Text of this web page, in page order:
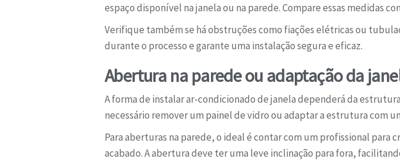
espaço disponível na janela ou na parede. Compare essas medidas
Verifique também se há obstruções como fiações elétricas ou
durante o processo e garante uma instalação segura e eficaz.
Abertura na parede ou adaptação da
A forma de instalar ar-condicionado de janela dependerá da
necessário remover um painel de vidro ou adaptar a estrutura com
Para aberturas na parede, o ideal é contar com um profissional para
acabado. A abertura deve ter uma leve inclinação para fora,